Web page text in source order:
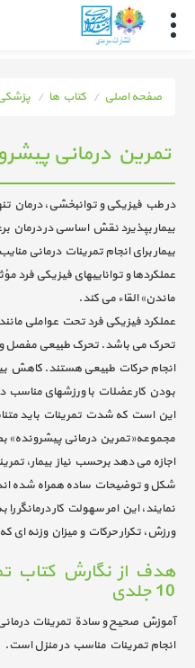
صفحه اصلی کتاب ها
تمرین درمانی پیشرونده
در طب فیزیکی و توانبخشی، درمان
بیمار بپذیرد نقش اساسی در درمان
بیمار برای انجام تمرینات درمانی
عملکردها و تواناییهای فیزیکی فرد
ماندن» القاء می کند.
عملکرد فیزیکی فرد تحت عواملی
تحرک می باشد. تحرک طبیعی مفصل و
انجام حرکات طبیعی هستند. کاهش
بودن کار عضلات با ورزشهای
این است که شدت تمرینات باید
مجموعه«تمرین درمانی پیشرونده»
اجازه می دهد برحسب نیاز بیمار،
شکل و توضیحات ساده همراه شده
نمایند، این امر سهولت کار
ورزش، تکرار حرکات و میزان وزنه ای
هدف از نگارش کتاب
10 جلدی
آموزش صحیح و سادة تمرینات
انجام تمرینات مناسب در منزل است.